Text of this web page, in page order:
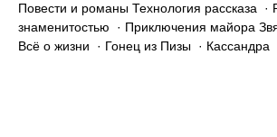
Повести и романы Технология рассказа ·
знаменитостью · Приключения майора
Всё о жизни · Гонец из Пизы ·